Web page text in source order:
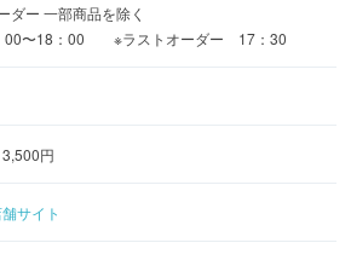
ダー 一部商品を除く
〜18：00 ※ラストオーダー 17：30
円
サイト